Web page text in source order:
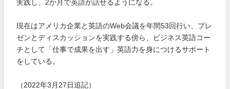
実践し、2か月で英語が話せるようになる。
現在はアメリカ企業と英語のWeb会議を年間53回行い、プレ
ゼンとディスカッションを実践する傍ら、ビジネス英語コー
チとして「仕事で成果を出す」英語力を身につけるサポート
をしている。
（2022年3月27日追記）